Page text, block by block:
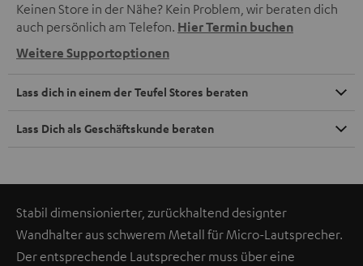
Keinen Store in der Nähe? Kein Problem, wir beraten dich
auch persönlich am Telefon. Hier Termin buchen
Weitere Supportoptionen
Lass dich in einem der Teufel Stores beraten
Lass Dich als Geschäftskunde beraten
Stabil dimensionierter, zurückhaltend designter
Wandhalter aus schwerem Metall für Micro-Lautsprecher.
Der entsprechende Lautsprecher muss über eine